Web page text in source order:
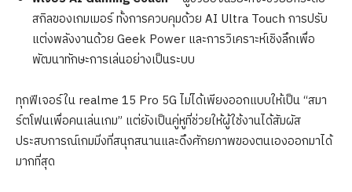
สกิลของเกมเมอร์ ทั้งการควบคุมด้วย AI Ultra Touch การปรับ
แต่งพลังงานด้วย Geek Power และการวิเคราะห์เชิงลึกเพื่อ
พัฒนาทักษะการเล่นอย่างเป็นระบบ
ทุกฟีเจอร์ใน realme 15 Pro 5G ไม่ได้เพียงออกแบบให้เป็น “สมา
ร์ตโฟนเพื่อคนเล่นเกม” แต่ยังเป็นคู่หูที่ช่วยให้ผู้ใช้งานได้สัมผัส
ประสบการณ์เกมมิ่งที่สนุกสนานและดึงศักยภาพของตนเองออกมาได้
มากที่สุด